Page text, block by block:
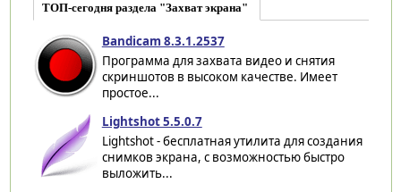
ТОП-сегодня раздела "Захват экрана"
Bandicam 8.3.1.2537
Программа для захвата видео и снятия
скриншотов в высоком качестве. Имеет
простое...
Lightshot 5.5.0.7
Lightshot - бесплатная утилита для создания
снимков экрана, с возможностью быстро
выложить...